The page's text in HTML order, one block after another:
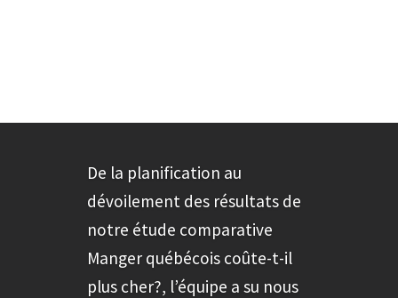
De la planification au
dévoilement des résultats de
notre étude comparative
Manger québécois coûte-t-il
plus cher?, l’équipe a su nous